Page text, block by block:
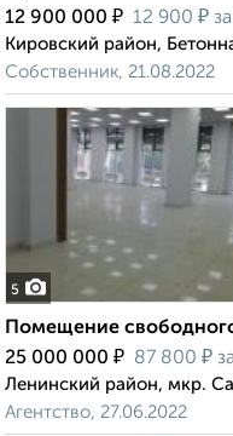
12 900 000 ₽ 12 900 ₽
Кировский район,
Собственник, 21.08.2022
5
Помещение
25 000 000 ₽ 87 800 ₽
Ленинский район, мкр.
Агентство, 27.06.2022